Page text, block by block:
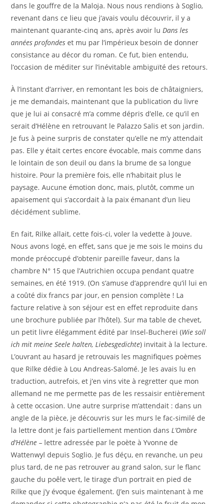
dans le gouffre de la Maloja. Nous nous rendions à Soglio,
revenant dans ce lieu que j’avais voulu découvrir, il y a
maintenant quarante-cinq ans, après avoir luDans les
années profondes et mu par l’impérieux besoin de donner
consistance au décor du roman. Ce fut, bien entendu,
l’occasion de méditer sur l’inévitable ambiguïté des retours.
À l’instant d’arriver, en remontant les bois de châtaigniers,
je me demandais, maintenant que la publication du livre
que je lui ai consacré m’a comme dépris d’elle, ce qu’il en
serait d’Hélène en retrouvant le Palazzo Salis et son jardin.
Je fus à peine surpris de constater qu’elle ne m’y attendait
pas. Elle y était certes encore évocable, mais comme dans
le lointain de son deuil ou dans la brume de sa longue
histoire. Pour la première fois, elle n’habitait plus le
paysage. Aucune émotion donc, mais, plutôt, comme un
apaisement qui s’accordait à la paix émanant d’un lieu
décidément sublime.
En fait, Rilke allait, cette fois-ci, voler la vedette à Jouve.
Nous avons logé, en effet, sans que je me sois le moins du
monde préoccupé d’obtenir pareille faveur, dans la
chambre N° 15 que l’Autrichien occupa pendant quatre
semaines, en été 1919. (On s’amuse d’apprendre qu’il lui en
a coûté dix francs par jour, en pension complète ! La
facture relative à son séjour est en effet reproduite dans
une brochure publiée par l’hôtel). Sur ma table de chevet,
un petit livre élégamment édité par Insel-Bucherei (Wie soll
ich mit meine Seele halten, Liebesgedichte) invitait à la lecture.
L’ouvrant au hasard je retrouvais les magnifiques poèmes
que Rilke dédie à Lou Andreas-Salomé. Je les avais lu en
traduction, autrefois, et j’en vins vite à regretter que mon
allemand ne me permette pas de les ressaisir entièrement
à cette occasion. Une autre surprise m’attendait : dans un
angle de la pièce, je découvris sur les murs le fac-similé de
la lettre dont je fais partiellement mention dansL’Ombre
d’Hélène – lettre adressée par le poète à Yvonne de
Wattenwyl depuis Soglio. Je fus déçu, en revanche, un peu
plus tard, de ne pas retrouver au grand salon, sur le flanc
gauche du poêle vert, le tirage d’un portrait en pied de
Rilke que j’y évoque également. (J’en suis maintenant à me